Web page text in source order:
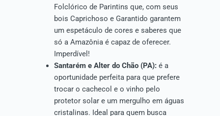
Folclórico de Parintins que, com seus
bois Caprichoso e Garantido garantem
um espetáculo de cores e saberes que
só a Amazônia é capaz de oferecer.
Imperdível!
Santarém e Alter do Chão (PA): é a
oportunidade perfeita para que prefere
trocar o cachecol e o vinho pelo
protetor solar e um mergulho em águas
cristalinas. Ideal para quem busca